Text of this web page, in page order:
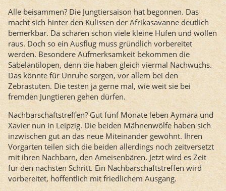
Alle beisammen? Die Jungtiersaison hat begonnen. Das
macht sich hinter den Kulissen der Afrikasavanne deutlich
bemerkbar. Da scharen schon viele kleine Hufen und wollen
raus. Doch so ein Ausflug muss gründlich vorbereitet
werden. Besondere Aufmerksamkeit bekommen die
Säbelantilopen, denn die haben gleich viermal Nachwuchs.
Das könnte für Unruhe sorgen, vor allem bei den
Zebrastuten. Die testen ja gerne mal, wie weit sie bei
fremden Jungtieren gehen dürfen.
Nachbarschaftstreffen? Gut fünf Monate leben Aymara und
Xavier nun in Leipzig. Die beiden Mähnenwölfe haben sich
inzwischen gut an das neue Miteinander gewöhnt. Ihren
Vorgarten teilen sich die beiden allerdings noch zeitversetzt
mit ihren Nachbarn, den Ameisenbären. Jetzt wird es Zeit
für den nächsten Schritt. Ein Nachbarschaftstreffen wird
vorbereitet, hoffentlich mit friedlichem Ausgang.